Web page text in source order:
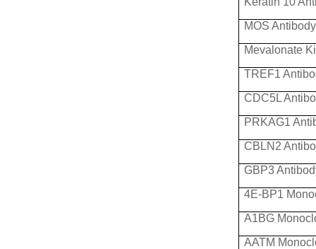
MOS Antibody
Mevalonate
TREF1
CDC5L
PRKAG1
CBLN2
GBP3
4E-BP1
A1BG
AATM